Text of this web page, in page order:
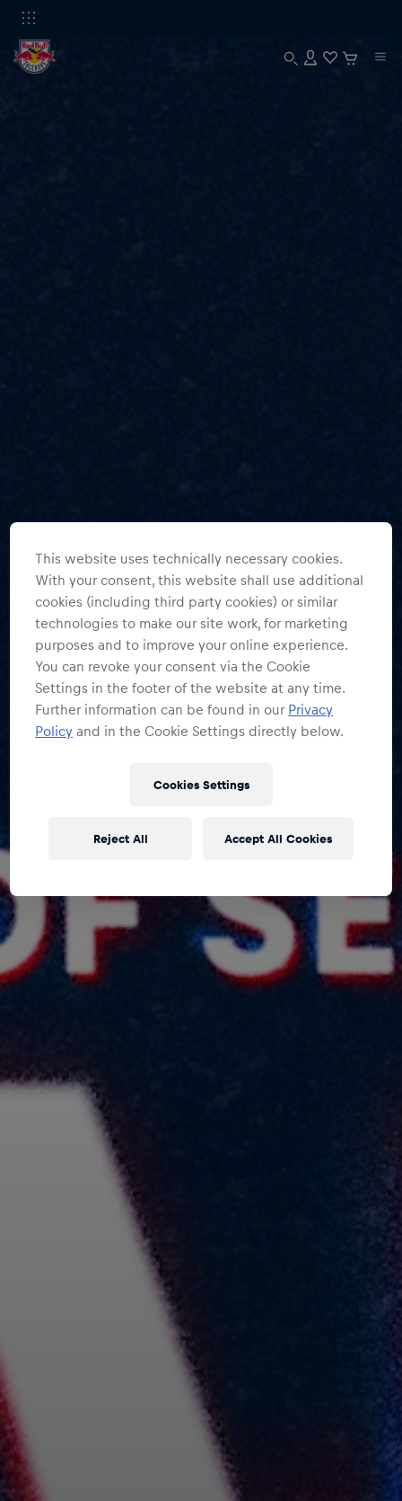
This website uses technically necessary cookies.
With your consent, this website shall use additional
cookies (including third party cookies) or similar
technologies to make our site work, for marketing
purposes and to improve your online experience.
You can revoke your consent via the Cookie
Settings in the footer of the website at any time.
Further information can be found in our Privacy
Policy and in the Cookie Settings directly below.
Cookies Settings
Reject All Accept All Cookies